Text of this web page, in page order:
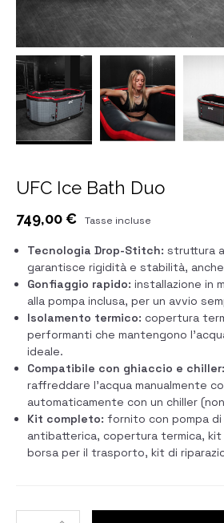
UFC Ice Bath Duo
749,00 € Tasse incluse
Tecnologia Drop-Stitch: struttura
garantisce rigidità e stabilità,
Gonfiaggio rapido: installazione in
alla pompa inclusa, per un avvio
Isolamento termico: copertura
performanti che mantengono
ideale.
Compatibile con ghiaccio e chiller:
raffreddare l’acqua manualmente
automaticamente con un chiller
Kit completo: fornito con pompa
antibatterica, copertura termica,
borsa per il trasporto, kit di